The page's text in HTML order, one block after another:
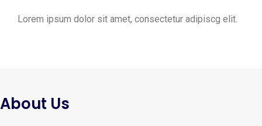
Lorem ipsum dolor sit amet, consectetur adipiscg elit.
About Us